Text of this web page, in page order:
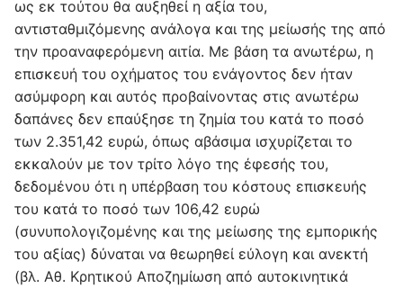
ως εκ τούτου θα αυξηθεί η αξία του,
αντισταθμιζόμενης ανάλογα και της μείωσής της από
την προαναφερόμενη αιτία. Με βάση τα ανωτέρω, η
επισκευή του οχήματος του ενάγοντος δεν ήταν
ασύμφορη και αυτός προβαίνοντας στις ανωτέρω
δαπάνες δεν επαύξησε τη ζημία του κατά το ποσό
των 2.351,42 ευρώ, όπως αβάσιμα ισχυρίζεται το
εκκαλούν με τον τρίτο λόγο της έφεσής του,
δεδομένου ότι η υπέρβαση του κόστους επισκευής
του κατά το ποσό των 106,42 ευρώ
(συνυπολογιζομένης και της μείωσης της εμπορικής
του αξίας) δύναται να θεωρηθεί εύλογη και ανεκτή
(βλ. Αθ. Κρητικού Αποζημίωση από αυτοκινητικά